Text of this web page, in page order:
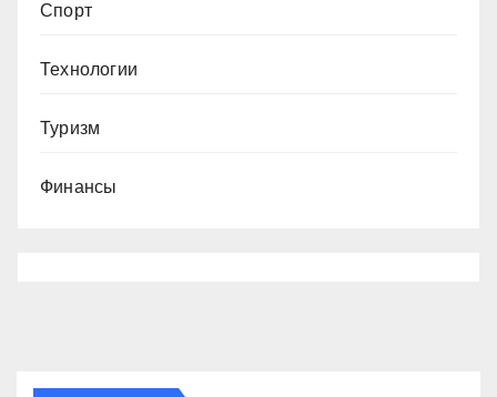
Спорт
Технологии
Туризм
Финансы